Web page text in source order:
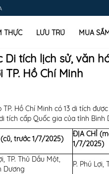
THỰC LƯU TRÚ MUA
tích lịch sử, văn
Hồ Chí Minh
Hồ Chí Minh có 13 di tích
tích cấp Quốc gia của tỉnh Bình
trước 1/7/2025)
ĐỊA CHỈ
1/7/2025)
TP. Thủ Dầu Một,
Dương
P. Phú Lợi,